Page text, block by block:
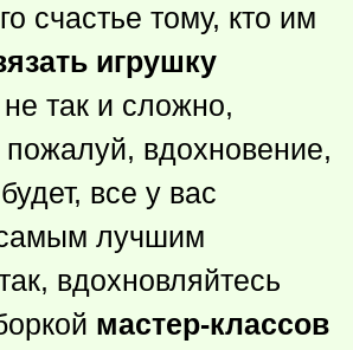
счастье тому, кто им
игрушку
не так и сложно,
вдохновение,
все у вас
лучшим
вдохновляйтесь
мастер-классов